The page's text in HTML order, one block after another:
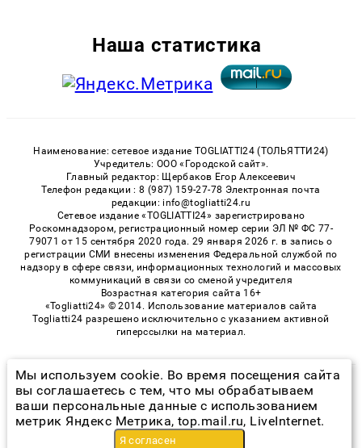
Наша статистика
Наименование: сетевое издание TOGLIATTI24 (ТОЛЬЯТТИ24)
Учредитель: ООО «Городской сайт».
Главный редактор: Щербаков Егор Алексеевич
Телефон редакции : 8 (987) 159-27-78 Электронная почта
редакции: info@togliatti24.ru
Сетевое издание «TOGLIATTI24» зарегистрировано
Роскомнадзором, регистрационный номер серии ЭЛ № ФС 77-
79071 от 15 сентября 2020 года. 29 января 2026 г. в запись о
регистрации СМИ внесены изменения Федеральной службой по
надзору в сфере связи, информационных технологий и массовых
коммуникаций в связи со сменой учредителя
Возрастная категория сайта 16+
«Togliatti24» © 2014. Использование материалов сайта
Togliatti24 разрешено исключительно с указанием активной
гиперссылки на материал.
© 2026 «Togliatti24» | Все права защищены
Возрастная категория сайта 16+
Политика конфиденциальности
Мы используем cookie. Во время посещения сайта
вы соглашаетесь с тем, что мы обрабатываем
ваши персональные данные с использованием
метрик Яндекс Метрика, top.mail.ru, LiveInternet.
Я согласен